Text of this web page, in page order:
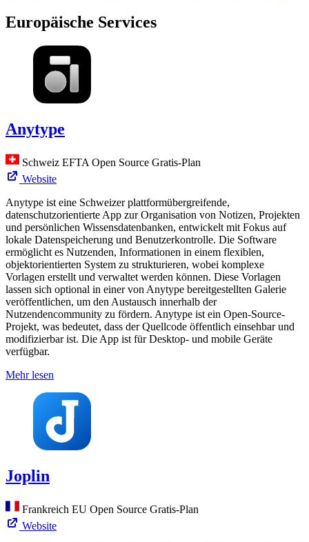
Europäische Services
Anytype
Schweiz EFTA Open Source Gratis-Plan
Website
Anytype ist eine Schweizer plattformübergreifende,
datenschutzorientierte App zur Organisation von Notizen, Projekten
und persönlichen Wissensdatenbanken, entwickelt mit Fokus auf
lokale Datenspeicherung und Benutzerkontrolle. Die Software
ermöglicht es Nutzenden, Informationen in einem flexiblen,
objektorientierten System zu strukturieren, wobei komplexe
Vorlagen erstellt und verwaltet werden können. Diese Vorlagen
lassen sich optional in einer von Anytype bereitgestellten Galerie
veröffentlichen, um den Austausch innerhalb der
Nutzendencommunity zu fördern. Anytype ist ein Open-Source-
Projekt, was bedeutet, dass der Quellcode öffentlich einsehbar und
modifizierbar ist. Die App ist für Desktop- und mobile Geräte
verfügbar.
Mehr lesen
Joplin
Frankreich EU Open Source Gratis-Plan
Website